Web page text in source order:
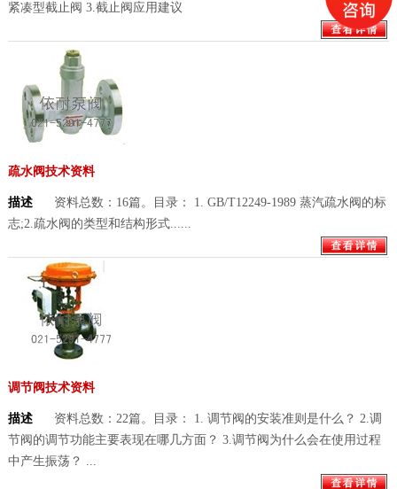
紧凑型截止阀 3.截止阀应用建议
疏水阀技术资料
描述
资料总数：16篇。目录： 1. GB/T12249-1989 蒸汽疏水阀的标
志;2.疏水阀的类型和结构形式......
调节阀技术资料
描述
资料总数：22篇。目录： 1. 调节阀的安装准则是什么？ 2.调
节阀的调节功能主要表现在哪几方面？ 3.调节阀为什么会在使用过程
中产生振荡？ ...